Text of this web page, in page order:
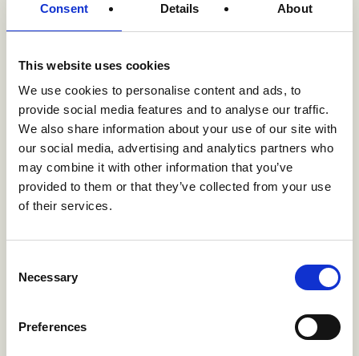
Consent Details About
This website uses cookies
We use cookies to personalise content and ads, to
provide social media features and to analyse our traffic.
We also share information about your use of our site with
our social media, advertising and analytics partners who
may combine it with other information that you’ve
provided to them or that they’ve collected from your use
of their services.
Selection
Necessary
Preferences
Resultat des
SUX Audits
. Dort hast du die Möglichkeit,
direkt mit den Experten aus den jeweiligen Bereichen
zu sprechen und Rückfragen zu stellen.
DerSUX Audit selbst ist ein Komplettprodukt. Du
entscheidest im Anschluss, ob es bei der bloßen
Analyse bleiben soll oder wir gemeinsam an der
Umsetzung der Handlungsempfehlungen arbeiten
sollen. Gerne erstellen wir dir dazu ein individuelles
acb.studio abbilden. Da sich das Team während des
Audits bereits intensiv mit deinem digitalen Produkt
oder Service auseinandergesetzt hat, kann schnell die
kosteneffizient umgesetzt werden.